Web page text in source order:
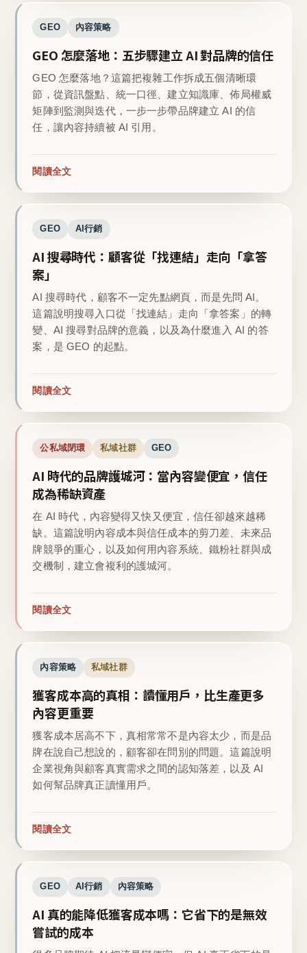
GEO 內容策略
GEO 怎麼落地：五步驟建立 AI 對品牌的信任
GEO 怎麼落地？這篇把複雜工作拆成五個清晰環
節，從資訊盤點、統一口徑、建立知識庫、佈局權威
矩陣到監測與迭代，一步一步帶品牌建立 AI 的信
任，讓內容持續被 AI 引用。
閱讀全文
GEO AI行銷
AI 搜尋時代：顧客從「找連結」走向「拿答
案」
AI 搜尋時代，顧客不一定先點網頁，而是先問 AI。
這篇說明搜尋入口從「找連結」走向「拿答案」的轉
變、AI 搜尋對品牌的意義，以及為什麼進入 AI 的答
案，是 GEO 的起點。
閱讀全文
公私域閉環 私域社群 GEO
AI 時代的品牌護城河：當內容變便宜，信任
成為稀缺資產
在 AI 時代，內容變得又快又便宜，信任卻越來越稀
缺。這篇說明內容成本與信任成本的剪刀差、未來品
牌競爭的重心，以及如何用內容系統、鐵粉社群與成
交機制，建立會複利的護城河。
閱讀全文
內容策略 私域社群
獲客成本高的真相：讀懂用戶，比生產更多
內容更重要
獲客成本居高不下，真相常常不是內容太少，而是品
牌在說自己想說的，顧客卻在問別的問題。這篇說明
企業視角與顧客真實需求之間的認知落差，以及 AI
如何幫品牌真正讀懂用戶。
閱讀全文
GEO AI行銷 內容策略
AI 真的能降低獲客成本嗎：它省下的是無效
嘗試的成本